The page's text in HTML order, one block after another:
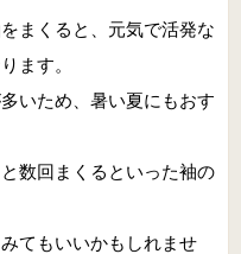
まくると、元気で活発な
ます。
いため、暑い夏にもおす
数回まくるといった袖の
てもいいかもしれませ